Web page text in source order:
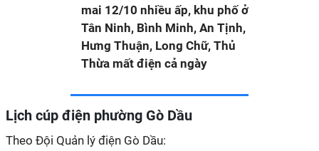
mai 12/10 nhiều ấp, khu phố ở
Tân Ninh, Bình Minh, An Tịnh,
Hưng Thuận, Long Chữ, Thủ
Thừa mất điện cả ngày
Lịch cúp điện phường Gò Dầu
Theo Đội Quản lý điện Gò Dầu: